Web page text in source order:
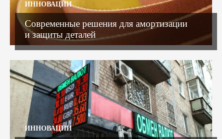
ИННОВАЦИИ
Современные решения для амортизации
и защиты деталей
ИННОВАЦИИ